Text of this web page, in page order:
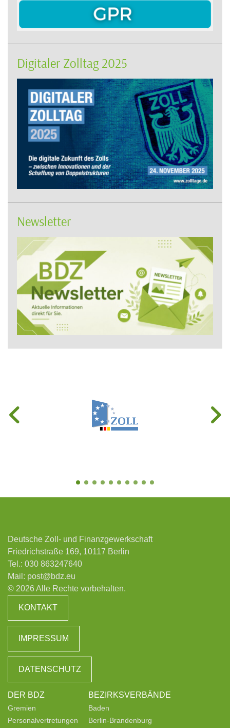
Digitaler Zolltag 2025
Newsletter
Deutsche Zoll- und Finanzgewerkschaft
Friedrichstraße 169, 10117 Berlin
Tel.: 030 863247640
Mail: post@bdz.eu
© 2026 Alle Rechte vorbehalten.
KONTAKT
IMPRESSUM
DATENSCHUTZ
DER BDZ
Gremien
Personalvertretungen
BEZIRKSVERBÄNDE
Baden
Berlin-Brandenburg